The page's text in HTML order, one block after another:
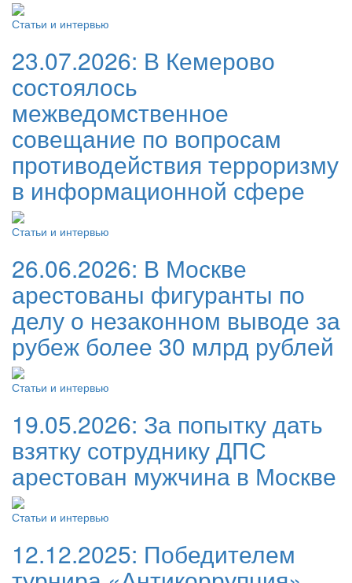
Статьи и интервью
23.07.2026: В Кемерово
состоялось
межведомственное
совещание по вопросам
противодействия терроризму
в информационной сфере
Статьи и интервью
26.06.2026: В Москве
арестованы фигуранты по
делу о незаконном выводе за
рубеж более 30 млрд рублей
Статьи и интервью
19.05.2026: За попытку дать
взятку сотруднику ДПС
арестован мужчина в Москве
Статьи и интервью
12.12.2025: Победителем